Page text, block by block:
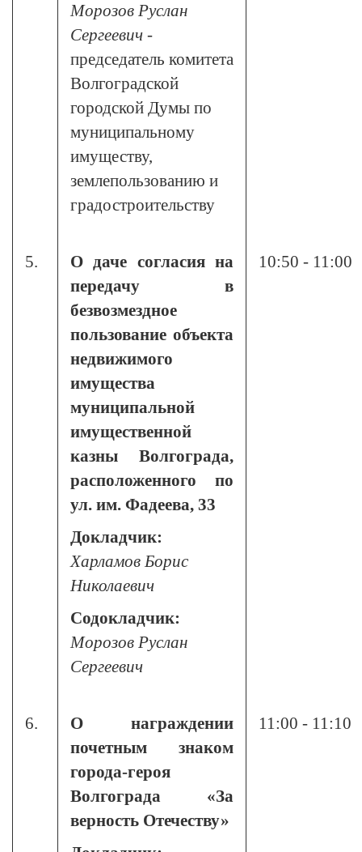
Морозов Руслан
Сергеевич -
председатель комитета
Волгоградской
городской Думы по
муниципальному
имуществу,
землепользованию и
градостроительству
5.
О даче согласия на
передачу в
безвозмездное
пользование объекта
недвижимого
имущества
муниципальной
имущественной
казны Волгограда,
расположенного по
ул. им. Фадеева, 33
Докладчик:
Харламов Борис
Николаевич
Содокладчик:
Морозов Руслан
Сергеевич
10:50 - 11:00
6.
О награждении
почетным знаком
города-героя
Волгограда «За
верность Отечеству»
11:00 - 11:10